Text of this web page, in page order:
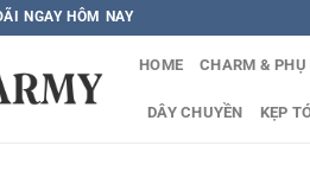
NGAY HÔM NAY
HOME CHARM & PHỤ
DÂY CHUYỀN KẸP